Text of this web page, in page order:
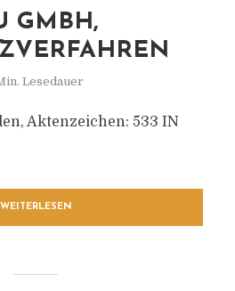
GMBH,
Lesedauer
Aktenzeichen: 533 IN
WEITERLESEN